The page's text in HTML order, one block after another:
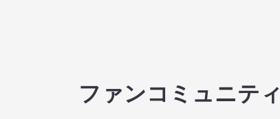
ファンコミュニティ